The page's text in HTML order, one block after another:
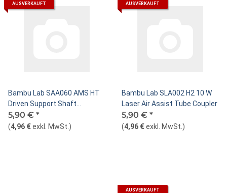
AUSVERKAUFT
Bambu Lab SAA060 AMS HT
Driven Support Shaft
Assembly
5,90 € *
(4,96 €exkl. MwSt. )
AUSVERKAUFT
Bambu Lab SLA002 H2 10 W
Laser Air Assist Tube Coupler
5,90 € *
(4,96 €exkl. MwSt. )
AUSVERKAUFT